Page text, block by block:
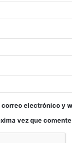
correo electrónico y
vez que